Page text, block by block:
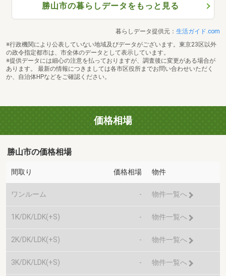
勝山市の暮らしデータをもっと見る
暮らしデータ提供元： 生活ガイド.com
※行政機関により公表していない地域及びデータがございます。東京23区以外
の政令指定都市は、市全体のデータとして表示しています。
※提供データには細心の注意を払っておりますが、調査後に変更がある場合が
あります。 最新の情報につきましては各市区役所までお問い合わせいただく
か、自治体HPなどをご確認ください。
価格相場
勝山市の価格相場
間取り 価格相場 物件
ワンルーム - 物件一覧へ
1K/DK/LDK(+S) - 物件一覧へ
2K/DK/LDK(+S) - 物件一覧へ
3K/DK/LDK(+S) - 物件一覧へ